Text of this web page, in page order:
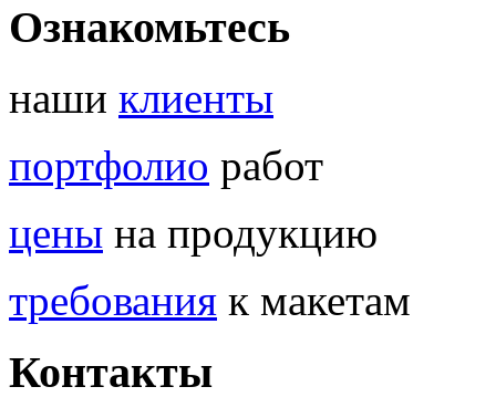
Ознакомьтесь
наши клиенты
портфолио работ
цены на продукцию
требования к макетам
Контакты